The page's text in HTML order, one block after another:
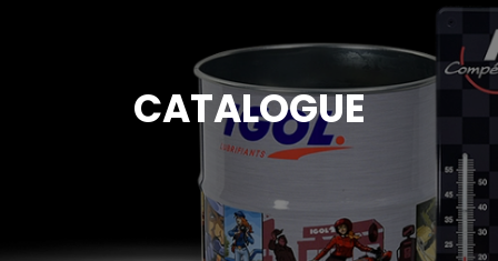
CATALOGUE